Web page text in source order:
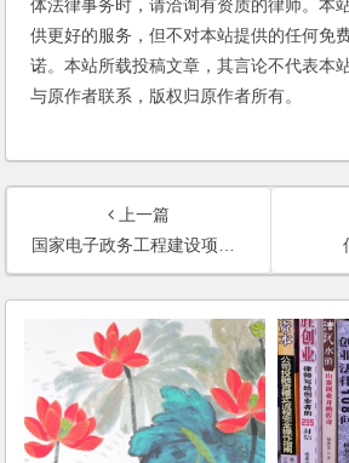
体法律事务时，请洽询有资质的律师。本
供更好的服务，但不对本站提供的任何免
诺。本站所载投稿文章，其言论不代表本
与原作者联系，版权归原作者所有。
上一篇
国家电子政务工程建设项目管理暂行办法